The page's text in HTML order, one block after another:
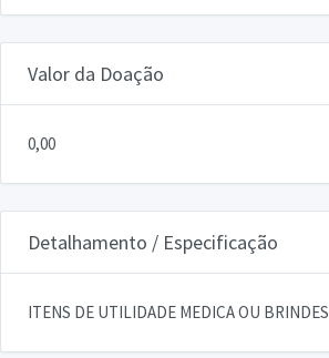
Valor da Doação
0,00
Detalhamento / Especificação
ITENS DE UTILIDADE MEDICA OU